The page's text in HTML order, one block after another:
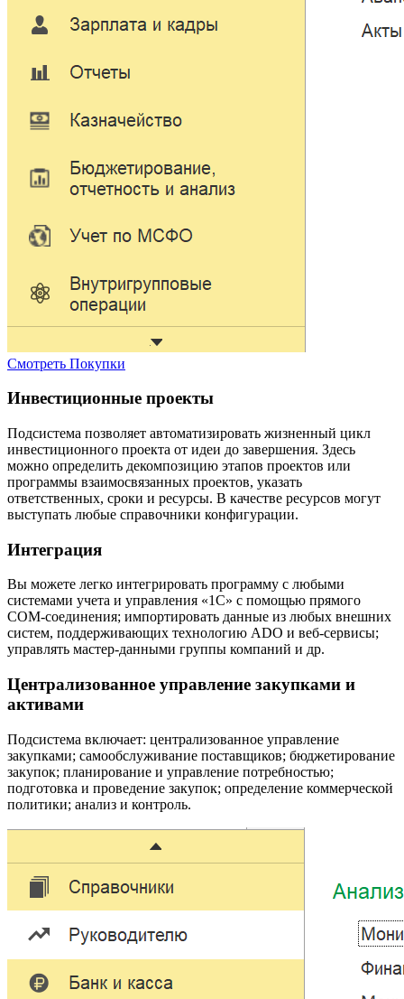
Смотреть Покупки
Инвестиционные проекты
Подсистема позволяет автоматизировать жизненный цикл
инвестиционного проекта от идеи до завершения. Здесь
можно определить декомпозицию этапов проектов или
программы взаимосвязанных проектов, указать
ответственных, сроки и ресурсы. В качестве ресурсов могут
выступать любые справочники конфигурации.
Интеграция
Вы можете легко интегрировать программу с любыми
системами учета и управления «1С» с помощью прямого
COM-соединения; импортировать данные из любых внешних
систем, поддерживающих технологию ADO и веб-сервисы;
управлять мастер-данными группы компаний и др.
Централизованное управление закупками и
активами
Подсистема включает: централизованное управление
закупками; самообслуживание поставщиков; бюджетирование
закупок; планирование и управление потребностью;
подготовка и проведение закупок; определение коммерческой
политики; анализ и контроль.